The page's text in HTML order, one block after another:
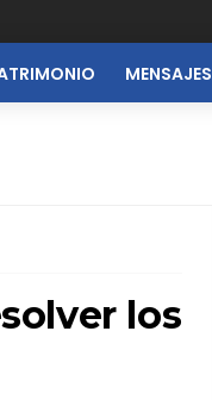
MENSAJES
los